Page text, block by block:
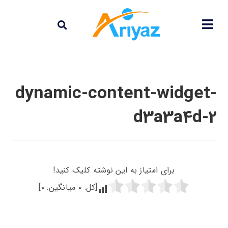
dynamic-content-widget-
d3a3a4d-2
برای امتیاز به این نوشته کلیک کنید!
[کل: ۰ میانگین:۰]